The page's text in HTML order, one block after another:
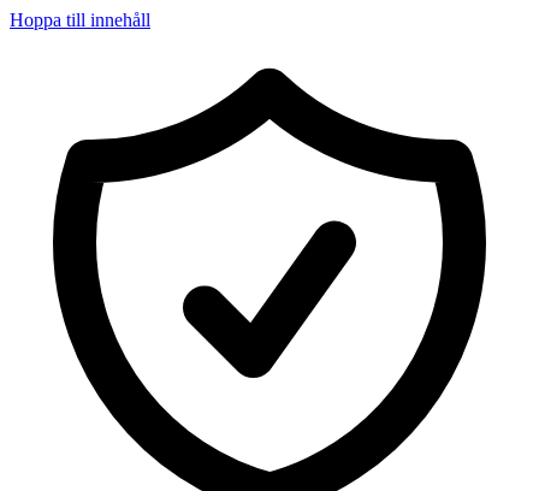
Hoppa till innehåll